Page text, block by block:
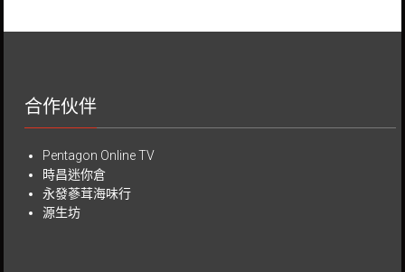
合作伙伴
Pentagon Online TV
時昌迷你倉
永發蔘茸海味行
源生坊